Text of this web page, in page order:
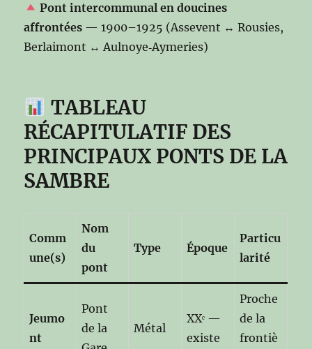
Pont intercommunal en doucines
affrontées — 1900–1925 (Assevent ↔ Rousies,
Berlaimont ↔ Aulnoye‑Aymeries)
TABLEAU
RÉCAPITULATIF DES
PRINCIPAUX PONTS DE LA
SAMBRE
Comm
une(s)
Nom
du
pont
Type Époque
Particu
larité
Jeumo
nt
Pont
de la
Métal
XXᵉ —
existe
Proche
de la
frontiè